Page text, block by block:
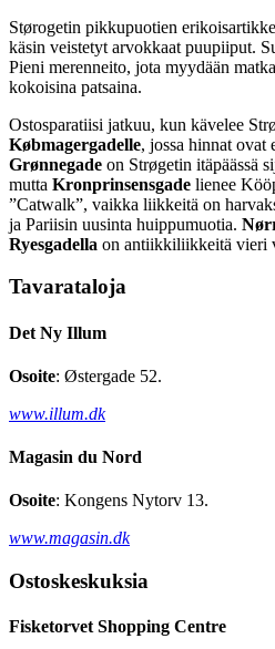
Størogetin pikkupuotien
käsin veistetyt arvokkaat puupiiput.
Pieni merenneito, jota myydään
kokoisina patsaina.
Ostosparatiisi jatkuu, kun kävelee
Købmagergadelle, jossa hinnat ovat
Grønnegade on Strøgetin itäpäässä
mutta Kronprinsensgade lienee
”Catwalk”, vaikka liikkeitä on
ja Pariisin uusinta huippumuotia.
Ryesgadella on antiikkiliikkeitä vieri
Tavarataloja
Det Ny Illum
Osoite: Østergade 52.
www.illum.dk
Magasin du Nord
Osoite: Kongens Nytorv 13.
www.magasin.dk
Ostoskeskuksia
Fisketorvet Shopping Centre